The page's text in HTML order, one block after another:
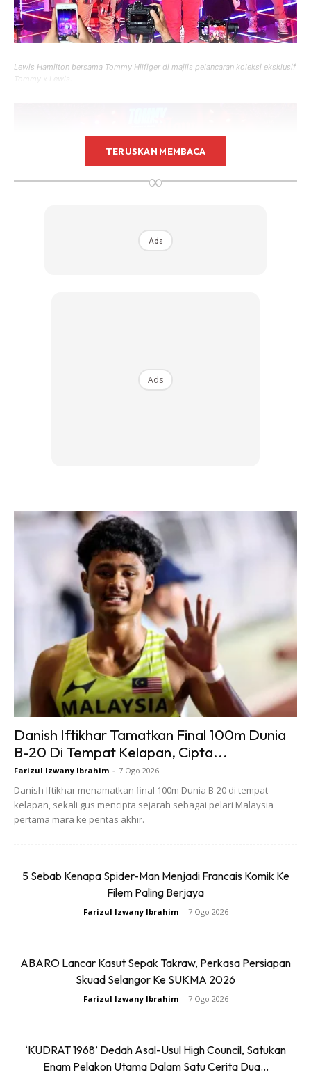
Lewis Hamilton bersama Tommy Hilfiger di majlis pelancaran koleksi eksklusif
Tommy x Lewis.
Menurut Lewis Hamilton, koleksi Tommy x Lewis pada
musim luruh ini memaparkan pertembungan dua dunia
berbeza – sentuhan gaya fesyen klasik Amerika dari
Tommy Hilfiger dengan gaya streetwear mewah.
GABUNGAN ELEMEN MODEN
STREETWEAR
“Gabungan dua elemen dari dua dunia berbeza ini menjadi
titik kreatif utama dihasilkan menerusi koleksi ini.
Kerjasama ini merupakan sebuah lagi projek yang cukup
mengujakan dan ia tambah gemilang dengan pelancaran di
kota fesyen seperti Milan,” jelas Lewis Hamilton.
Anda mungkin berminat dengan
SHOPEE MY
CENDAWAN RANGUP BY
Buy Now
SHOPEE MY
[500g – 1kg] Frozen Halal
B...
Buy Now
TERUSKAN MEMBACA
∞
Ads
Ads
Danish Iftikhar Tamatkan Final 100m Dunia
B-20 Di Tempat Kelapan, Cipta...
Farizul Izwany Ibrahim - 7 Ogo 2026
Danish Iftikhar menamatkan final 100m Dunia B-20 di tempat
kelapan, sekali gus mencipta sejarah sebagai pelari Malaysia
pertama mara ke pentas akhir.
5 Sebab Kenapa Spider-Man Menjadi Francais Komik Ke
Filem Paling Berjaya
Farizul Izwany Ibrahim - 7 Ogo 2026
ABARO Lancar Kasut Sepak Takraw, Perkasa Persiapan
Skuad Selangor Ke SUKMA 2026
Farizul Izwany Ibrahim - 7 Ogo 2026
‘KUDRAT 1968’ Dedah Asal-Usul High Council, Satukan
Enam Pelakon Utama Dalam Satu Cerita Dua...